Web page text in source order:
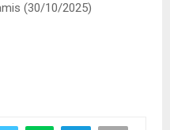
(30/10/2025)